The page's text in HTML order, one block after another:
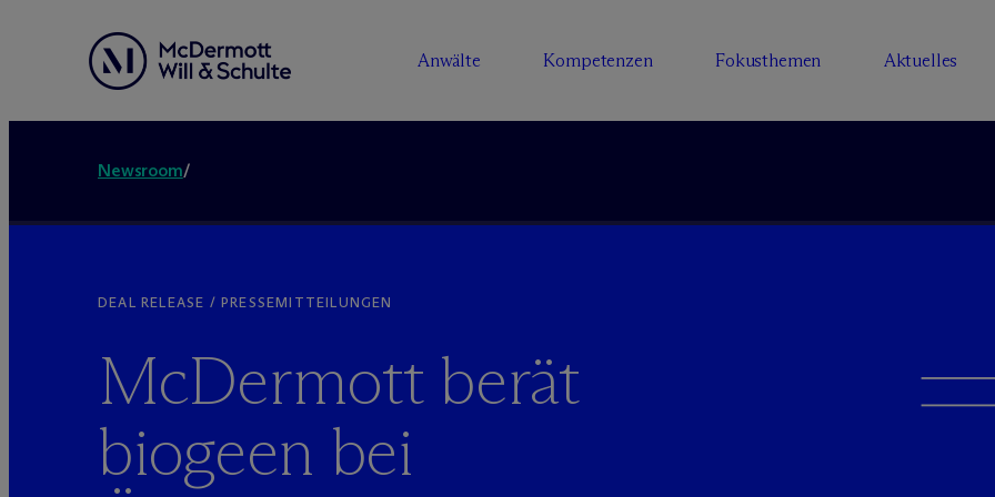
Anwälte Kompetenzen Fokusthemen Aktuelles
Newsroom/
DEAL RELEASE / PRESSEMITTEILUNGEN
McDermott berät
biogeen bei